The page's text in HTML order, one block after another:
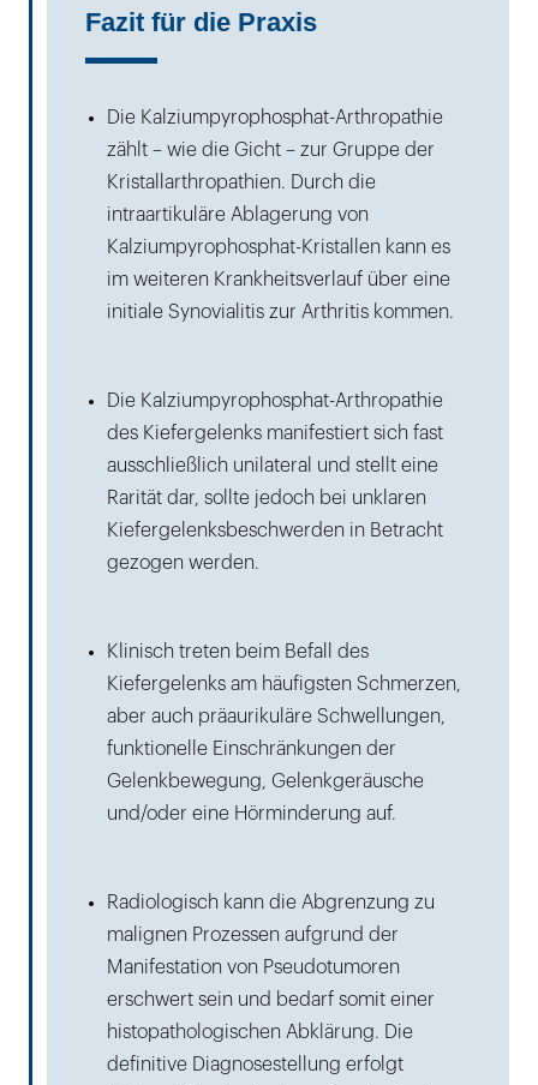
Fazit für die Praxis
Die Kalziumpyrophosphat-Arthropathie
zählt – wie die Gicht – zur Gruppe der
Kristallarthropathien. Durch die
intraartikuläre Ablagerung von
Kalziumpyrophosphat-Kristallen kann es
im weiteren Krankheitsverlauf über eine
initiale Synovialitis zur Arthritis kommen.
Die Kalziumpyrophosphat-Arthropathie
des Kiefergelenks manifestiert sich fast
ausschließlich unilateral und stellt eine
Rarität dar, sollte jedoch bei unklaren
Kiefergelenksbeschwerden in Betracht
gezogen werden.
Klinisch treten beim Befall des
Kiefergelenks am häufigsten Schmerzen,
aber auch präaurikuläre Schwellungen,
funktionelle Einschränkungen der
Gelenkbewegung, Gelenkgeräusche
und/oder eine Hörminderung auf.
Radiologisch kann die Abgrenzung zu
malignen Prozessen aufgrund der
Manifestation von Pseudotumoren
erschwert sein und bedarf somit einer
histopathologischen Abklärung. Die
definitive Diagnosestellung erfolgt